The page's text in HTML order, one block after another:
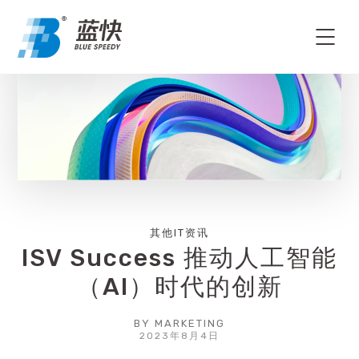
其他IT资讯
ISV Success 推动人工智能
（AI）时代的创新
BY MARKETING
2023年8月4日